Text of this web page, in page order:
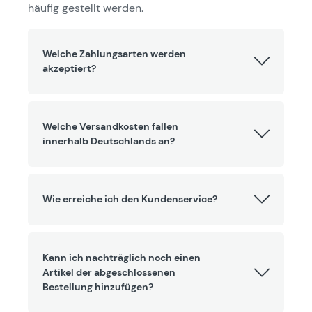
häufig gestellt werden.
Welche Zahlungsarten werden
akzeptiert?
Welche Versandkosten fallen
innerhalb Deutschlands an?
Wie erreiche ich den Kundenservice?
Kann ich nachträglich noch einen
Artikel der abgeschlossenen
Bestellung hinzufügen?